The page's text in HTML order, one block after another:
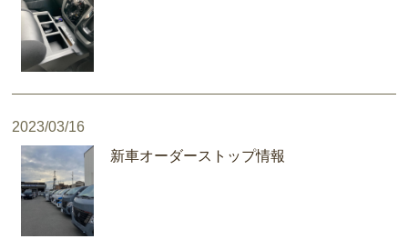
2023/03/16
新車オーダーストップ情報